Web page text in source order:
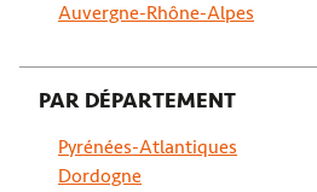
Auvergne-Rhône-Alpes
PAR DÉPARTEMENT
Pyrénées-Atlantiques
Dordogne